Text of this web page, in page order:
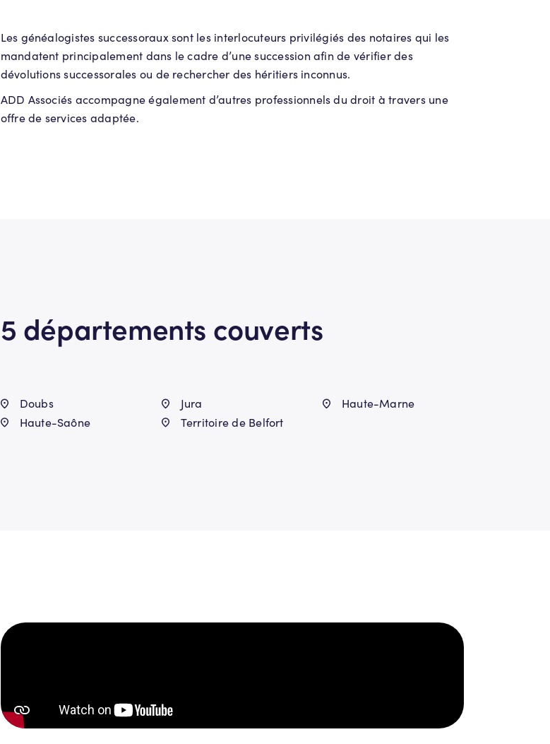
5 départements couverts
Doubs Jura
Haute-Marne
Haute-Saône
Territoire de Belfort
Les généalogistes successoraux sont les interlocuteurs privilégiés des notaires qui les
mandatent principalement dans le cadre d’une succession afin de vérifier des
dévolutions successorales ou de rechercher des héritiers inconnus.
ADD Associés accompagne également d’autres professionnels du droit à travers une
offre de services adaptée.